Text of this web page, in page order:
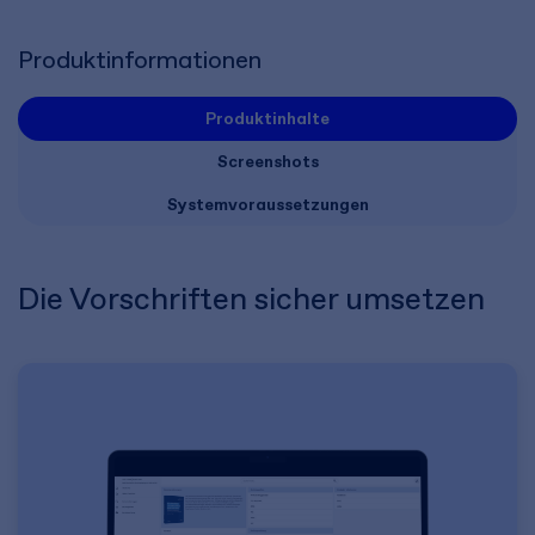
Produktinformationen
Produktinhalte
Screenshots
Systemvoraussetzungen
Die Vorschriften sicher umsetzen